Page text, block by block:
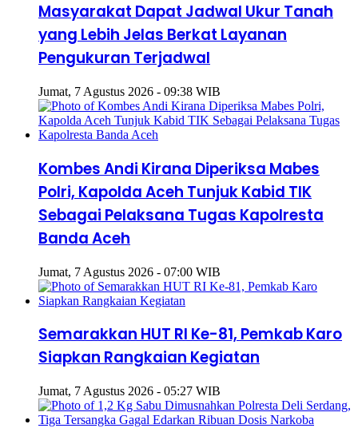
Masyarakat Dapat Jadwal Ukur Tanah
yang Lebih Jelas Berkat Layanan
Pengukuran Terjadwal
Jumat, 7 Agustus 2026 - 09:38 WIB
Kombes Andi Kirana Diperiksa Mabes
Polri, Kapolda Aceh Tunjuk Kabid TIK
Sebagai Pelaksana Tugas Kapolresta
Banda Aceh
Jumat, 7 Agustus 2026 - 07:00 WIB
Semarakkan HUT RI Ke-81, Pemkab Karo
Siapkan Rangkaian Kegiatan
Jumat, 7 Agustus 2026 - 05:27 WIB